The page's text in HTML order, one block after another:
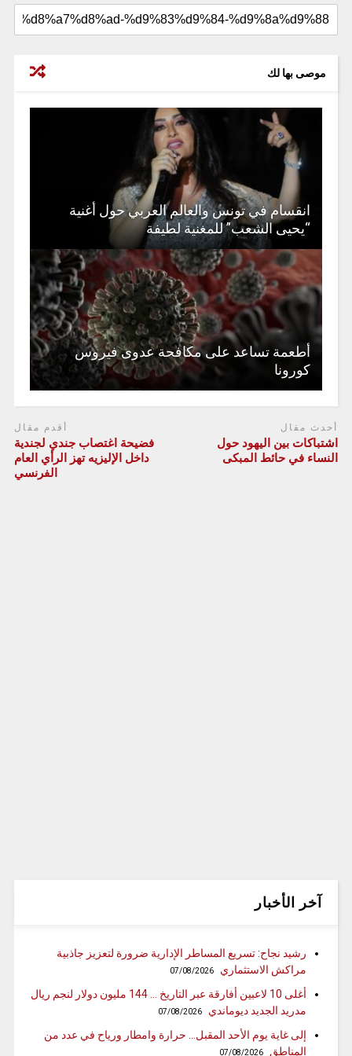
موصى بها لك
انقسام في تونس والعالم العربي حول أغنية
“يحيى الشعب” للمغنية لطيفة
أطعمة تساعد على مكافحة عدوى فيروس
كورونا
أحدث مقال
اشتباكات بين اليهود حول
النساء في حائط المبكى
أقدم مقال
فضيحة اغتصاب جندي لجندية
داخل الإليزيه تهز الرأي العام
الفرنسي
آخر الأخبار
رشيد نجاح: تسريع المساطر الإدارية ضرورة لتعزيز جاذبية
مراكش الاستثماري
07/08/2026
أغلى 10 لاعبين أفارقة عبر التاريخ … 144 مليون دولار لنجم ريال
مدريد الجديد ديوماندي
07/08/2026
إلى غاية يوم الأحد المقبل… حرارة وامطار ورياح في عدد من
المناطق
07/08/2026